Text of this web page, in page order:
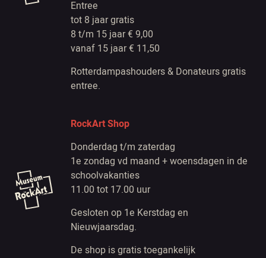
Entree
tot 8 jaar gratis
8 t/m 15 jaar € 9,00
vanaf 15 jaar € 11,50
Rotterdampashouders & Donateurs gratis
entree.
RockArt Shop
Donderdag t/m zaterdag
1e zondag vd maand + woensdagen in de
schoolvakanties
11.00 tot 17.00 uur
Gesloten op 1e Kerstdag en
Nieuwjaarsdag.
De shop is gratis toegankelijk